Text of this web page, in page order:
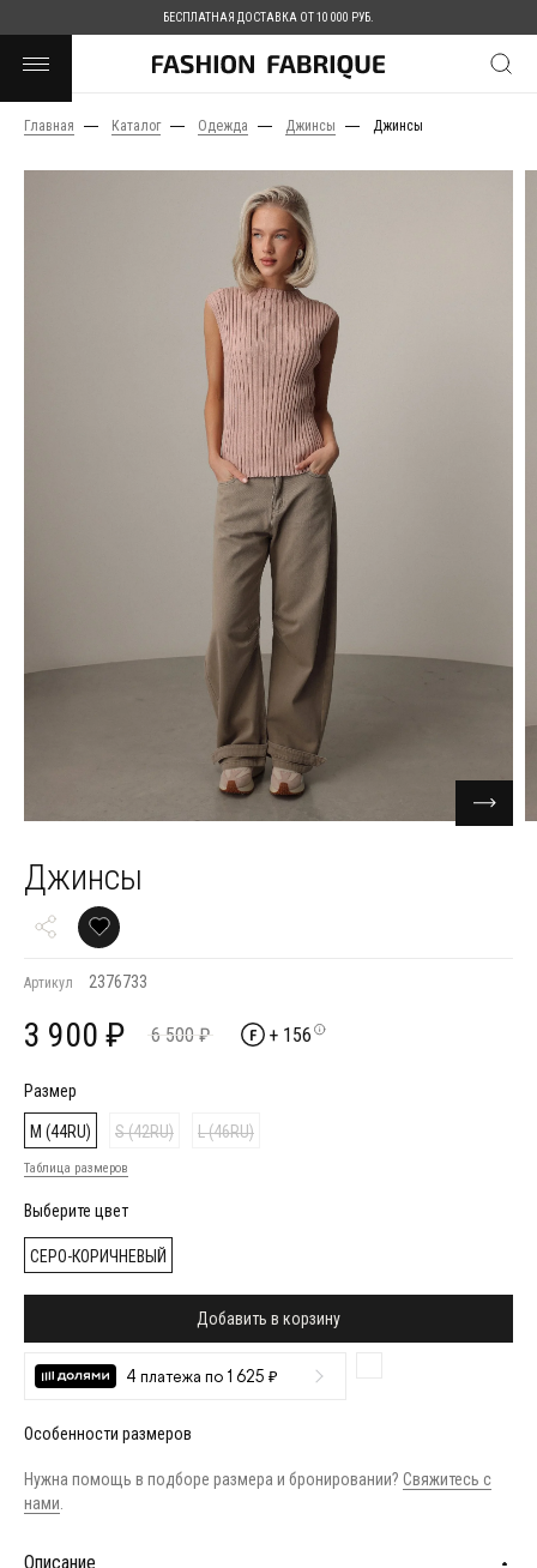
БЕСПЛАТНАЯ ДОСТАВКА ОТ 10 000 РУБ.
Главная Каталог Одежда Джинсы Джинсы
Джинсы
Артикул 2376733
3 900 ₽ 6 500 ₽ + 156
Размер
M (44RU) S (42RU) L (46RU)
Таблица размеров
Выберите цвет
СЕРО-КОРИЧНЕВЫЙ
Добавить в корзину
4 платежа по 1 625 ₽
Особенности размеров
Нужна помощь в подборе размера и бронировании? Свяжитесь с
нами
Описание